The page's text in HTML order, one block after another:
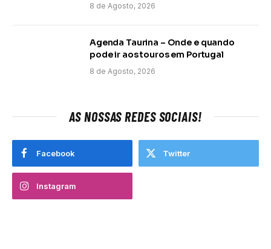
8 de Agosto, 2026
Agenda Taurina – Onde e quando
pode ir aos touros em Portugal
8 de Agosto, 2026
AS NOSSAS REDES SOCIAIS!
Facebook Twitter
Instagram